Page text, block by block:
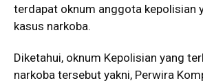
terdapat oknum anggota kepolisian
kasus narkoba.
Diketahui, oknum Kepolisian yang
narkoba tersebut yakni, Perwira